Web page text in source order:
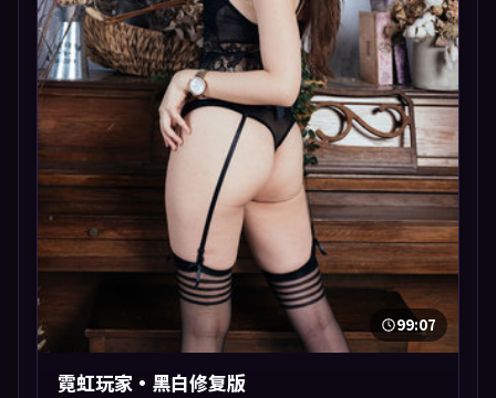
99:07
霓虹玩家·黑白修复版